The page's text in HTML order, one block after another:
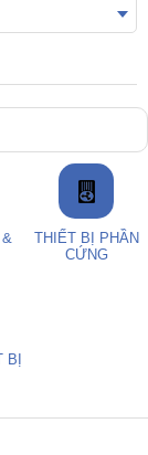
THIẾT BỊ PHẦN
CỨNG
BỊ